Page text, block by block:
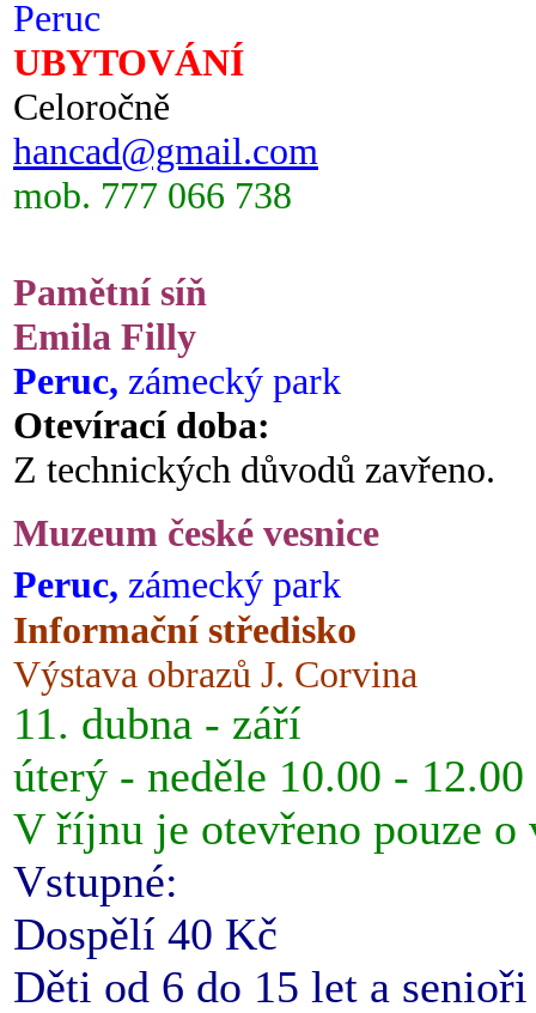
Peruc
UBYTOVÁNÍ
Celoročně
hancad@gmail.com
mob. 777 066 738
Pamětní síň
Emila Filly
Peruc, zámecký park
Otevírací doba:
Z technických důvodů zavřeno.
Muzeum české vesnice
Peruc, zámecký park
Informační středisko
Výstava obrazů J. Corvina
11. dubna - září
úterý - neděle 10.00 -
V říjnu je otevřeno pouze o
Vstupné:
Dospělí 40 Kč
Děti od 6 do 15 let a